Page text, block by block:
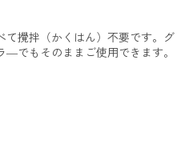
攪拌（かくはん）不要です。グ
―でもそのままご使用できます。